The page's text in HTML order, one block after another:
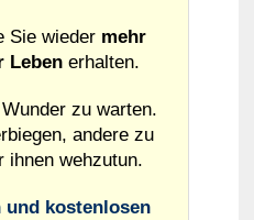
Sie wieder mehr
Lebenerhalten.
zu warten.
andere zu
ihnen wehzutun.
kostenlosen